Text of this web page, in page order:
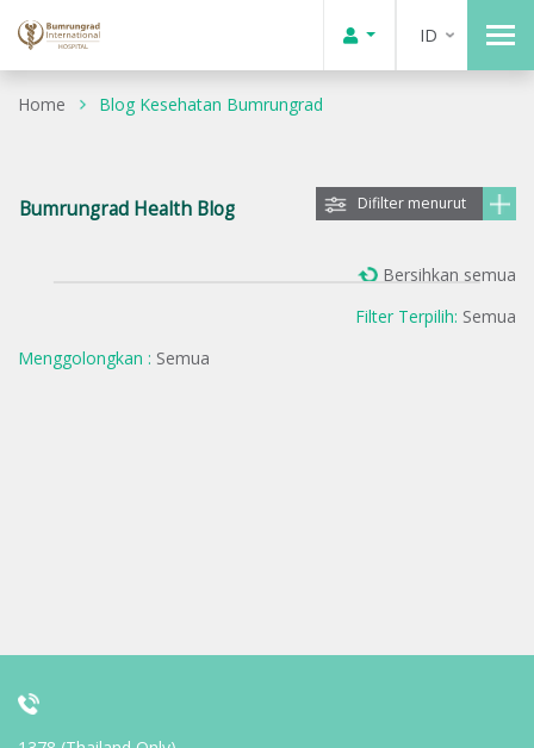
ID
Home Blog Kesehatan Bumrungrad
Bumrungrad Health Blog Difilter menurut
Filter Terpilih: Semua
Menggolongkan : Semua
Bersihkan semua